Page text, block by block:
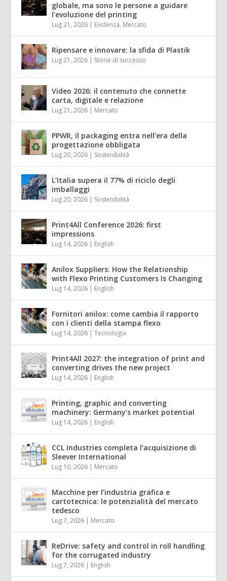
globale, ma sono le persone a guidare
l’evoluzione del printing
Lug 21, 2026 | Evidenza, Mercato
Ripensare e innovare: la sfida di Plastik
Lug 21, 2026 | Storie di successo
Video 2026: il contenuto che connette
carta, digitale e relazione
Lug 21, 2026 | Mercato
PPWR, il packaging entra nell’era della
progettazione obbligata
Lug 20, 2026 | Sostenibilità
L’Italia supera il 77% di riciclo degli
imballaggi
Lug 20, 2026 | Sostenibilità
Print4All Conference 2026: first
impressions
Lug 14, 2026 | English
Anilox Suppliers: How the Relationship
with Flexo Printing Customers Is Changing
Lug 14, 2026 | English
Fornitori anilox: come cambia il rapporto
con i clienti della stampa flexo
Lug 14, 2026 |Tecnologia
Print4All 2027: the integration of print and
converting drives the new project
Lug 14, 2026 | English
Printing, graphic and converting
machinery: Germany’s market potential
Lug 14, 2026 | English
CCL Industries completa l’acquisizione di
Sleever International
Lug 10, 2026 | Mercato
Macchine per l’industria grafica e
cartotecnica: le potenzialità del mercato
tedesco
Lug 7, 2026 | Mercato
ReDrive: safety and control in roll handling
for the corrugated industry
Lug 7, 2026 | English